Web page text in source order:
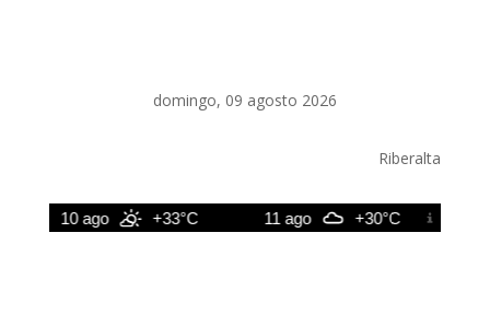
domingo, 09 agosto 2026
Riberalta
10 ago +33°C 11 ago +30°C